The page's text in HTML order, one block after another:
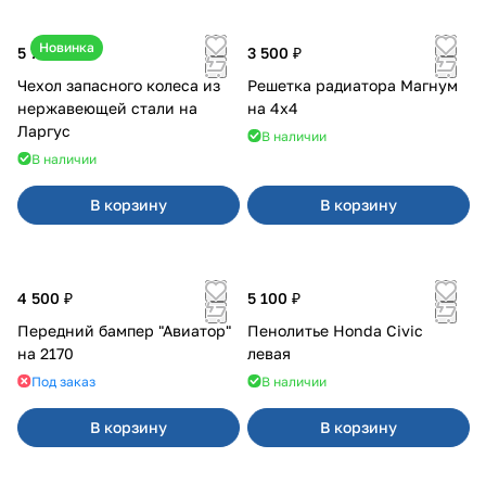
Новинка
5 700 ₽
Чехол запасного колеса из
нержавеющей стали на
Ларгус
В наличии
В корзину
3 500 ₽
Решетка радиатора Магнум
на 4х4
В наличии
В корзину
4 500 ₽
Передний бампер "Авиатор"
на 2170
Под заказ
В корзину
5 100 ₽
Пенолитье Honda Civic
левая
В наличии
В корзину